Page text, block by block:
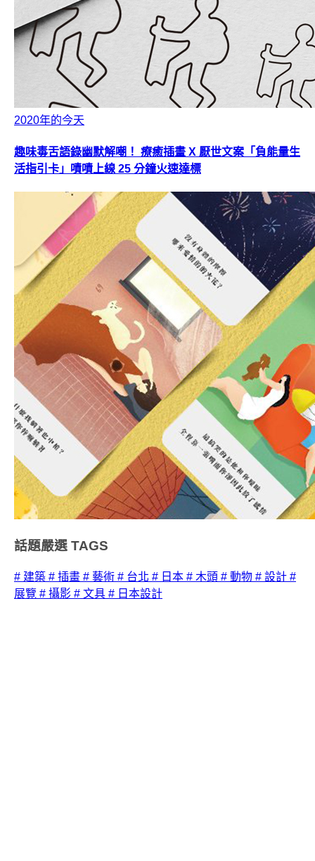
2020年的今天
趣味毒舌語錄幽默解嘲！ 療癒插畫 X 厭世文案「負能量生
活指引卡」嘖嘖上線 25 分鐘火速達標
話題嚴選 TAGS
# 建築 # 插畫 # 藝術 # 台北 # 日本 # 木頭 # 動物 # 設計 #
展覽 # 攝影 # 文具 # 日本設計